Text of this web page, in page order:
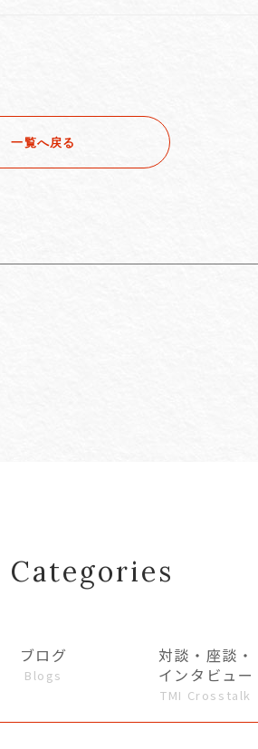
一覧へ戻る
ブログ
Blogs
対談・座談・
インタビュー
TMI Crosstalk